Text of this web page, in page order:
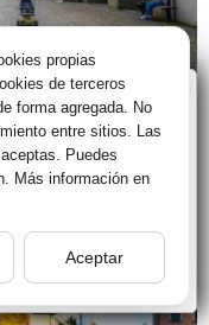
está usted
de:
your in the
of:
propias
de terceros
forma agregada. No
entre sitios. Las
Puedes
Más información en
Aceptar